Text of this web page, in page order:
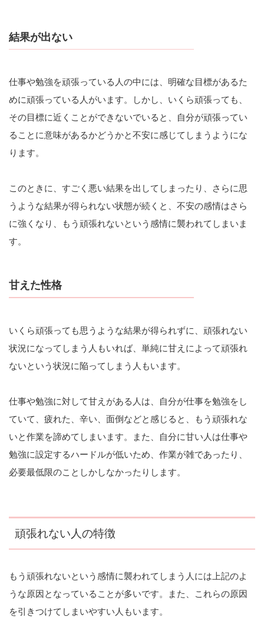
結果が出ない
仕事や勉強を頑張っている人の中には、明確な目標があるた
めに頑張っている人がいます。しかし、いくら頑張っても、
その目標に近くことができないでいると、自分が頑張ってい
ることに意味があるかどうかと不安に感じてしまうようにな
ります。
このときに、すごく悪い結果を出してしまったり、さらに思
うような結果が得られない状態が続くと、不安の感情はさら
に強くなり、もう頑張れないという感情に襲われてしまいま
す。
甘えた性格
いくら頑張っても思うような結果が得られずに、頑張れない
状況になってしまう人もいれば、単純に甘えによって頑張れ
ないという状況に陥ってしまう人もいます。
仕事や勉強に対して甘えがある人は、自分が仕事を勉強をし
ていて、疲れた、辛い、面倒などと感じると、もう頑張れな
いと作業を諦めてしまいます。また、自分に甘い人は仕事や
勉強に設定するハードルが低いため、作業が雑であったり、
必要最低限のことしかしなかったりします。
頑張れない人の特徴
もう頑張れないという感情に襲われてしまう人には上記のよ
うな原因となっていることが多いです。また、これらの原因
を引きつけてしまいやすい人もいます。